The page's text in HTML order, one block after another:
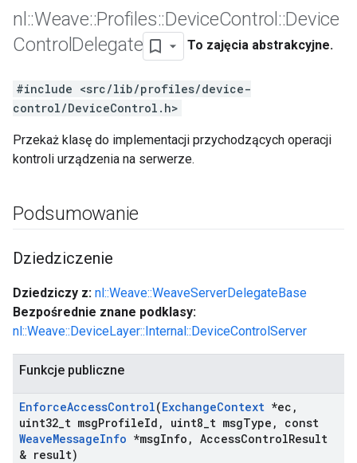
nl ::Weave::Profiles::DeviceControl ::Device
Control Delegate To zajęcia abstrakcyjne.
#include <src/lib/profiles/device-
control/DeviceControl.h>
Przekaż klasę do implementacji przychodzących operacji
kontroli urządzenia na serwerze.
Podsumowanie
Dziedziczenie
Dziedziczy z: nl::Weave::WeaveServerDelegateBase
Bezpośrednie znane podklasy:
nl::Weave::DeviceLayer::Internal::DeviceControlServer
Funkcje publiczne
EnforceAccessControl(ExchangeContext *ec ,
uint32 t msgProfileId , uint8 t msgType ,
const
WeaveMessageInfo *msgInfo , AccessControlResult
& result)